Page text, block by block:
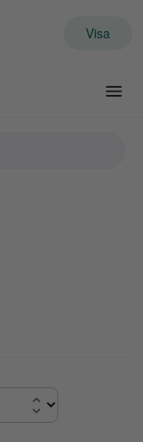
Visa